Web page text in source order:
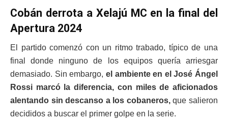
Cobán derrota a Xelajú MC en la final del
Apertura 2024
El partido comenzó con un ritmo trabado, típico de una
final donde ninguno de los equipos quería arriesgar
demasiado. Sin embargo, el ambiente en el José Ángel
Rossi marcó la diferencia, con miles de aficionados
alentando sin descanso a los cobaneros,que salieron
decididos a buscar el primer golpe en la serie.